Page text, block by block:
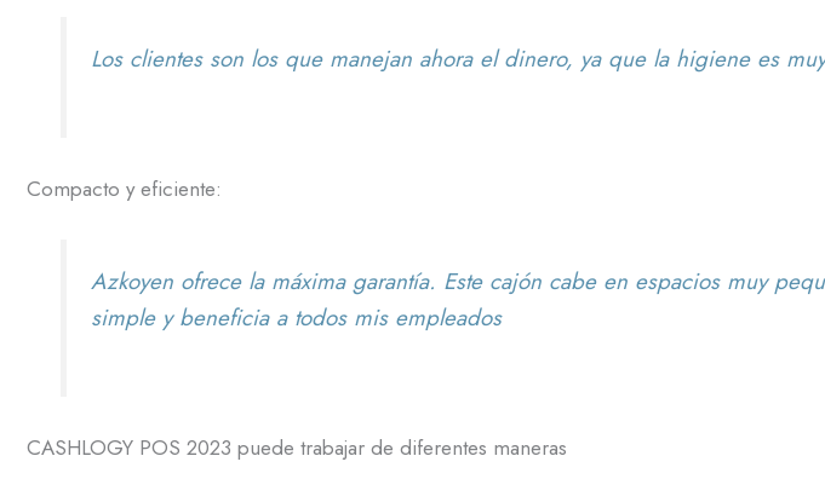
Los clientes son los que manejan ahora el dinero, ya que la higiene es
Compacto y eficiente:
Azkoyen ofrece la máxima garantía. Este cajón cabe en espacios muy
simple y beneficia a todos mis empleados
CASHLOGY POS 2023 puede trabajar de diferentes maneras